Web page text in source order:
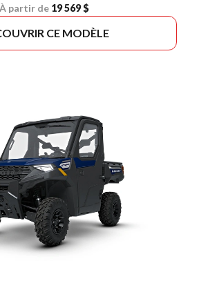
À partir de 19 569 $
CE MODÈLE